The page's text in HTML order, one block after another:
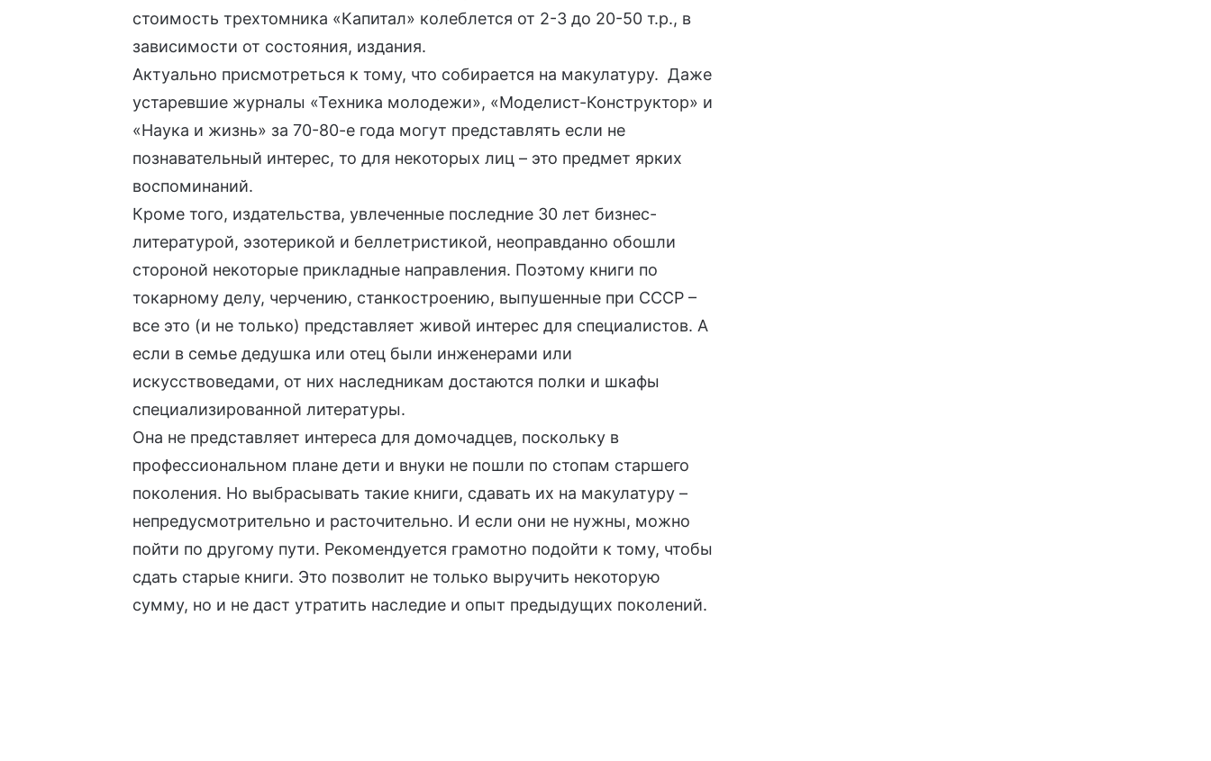
стоимость трехтомника «Капитал» колеблется от 2-3 до 20-50 т.р., в
зависимости от состояния, издания.
Актуально присмотреться к тому, что собирается на макулатуру. Даже
устаревшие журналы «Техника молодежи», «Моделист-Конструктор» и
«Наука и жизнь» за 70-80-е года могут представлять если не
познавательный интерес, то для некоторых лиц – это предмет ярких
воспоминаний.
Кроме того, издательства, увлеченные последние 30 лет бизнес-
литературой, эзотерикой и беллетристикой, неоправданно обошли
стороной некоторые прикладные направления. Поэтому книги по
токарному делу, черчению, станкостроению, выпушенные при СССР –
все это (и не только) представляет живой интерес для специалистов. А
если в семье дедушка или отец были инженерами или
искусствоведами, от них наследникам достаются полки и шкафы
специализированной литературы.
Она не представляет интереса для домочадцев, поскольку в
профессиональном плане дети и внуки не пошли по стопам старшего
поколения. Но выбрасывать такие книги, сдавать их на макулатуру –
непредусмотрительно и расточительно. И если они не нужны, можно
пойти по другому пути. Рекомендуется грамотно подойти к тому, чтобы
сдать старые книги. Это позволит не только выручить некоторую
сумму, но и не даст утратить наследие и опыт предыдущих поколений.